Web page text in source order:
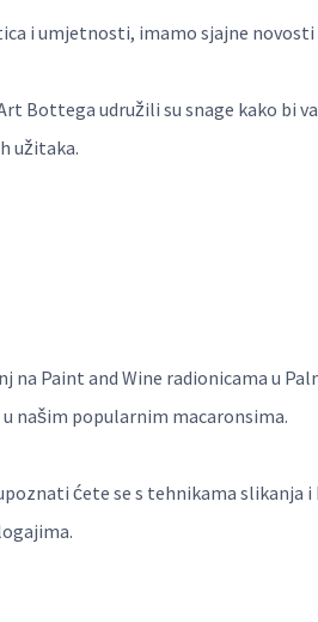
i umjetnosti, imamo sjajne novosti
Bottega udružili su snage kako bi
užitaka.
na Paint and Wine radionicama u
našim popularnim macaronsima.
ćete se s tehnikama